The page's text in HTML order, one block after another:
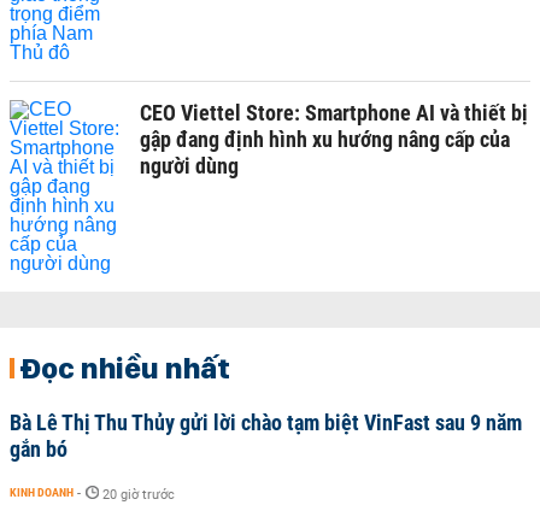
CEO Viettel Store: Smartphone AI và thiết bị
gập đang định hình xu hướng nâng cấp của
người dùng
Đọc nhiều nhất
Bà Lê Thị Thu Thủy gửi lời chào tạm biệt VinFast sau 9 năm
gắn bó
KINH DOANH - 20 giờ trước